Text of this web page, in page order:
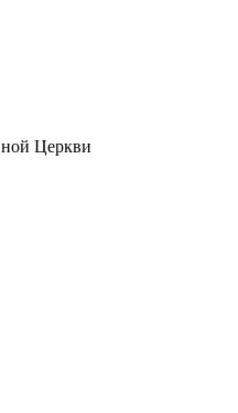
Церкви